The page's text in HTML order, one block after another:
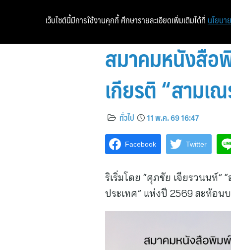
สมาคมหนังสือ
เกียรติ “สาม
ทั่วไป 11 พ.ค. 69 16:47
Facebook Twitter
ริเริ่มโดย “ศุภชัย เจียรวนนท์
ประเทศ” แห่งปี 2569 สะท้อน
เว็บไซต์นี้มีการใช้งานคุกกี้ ศึกษารายละเอียดเพิ่มเติมได้ที่ นโยบา